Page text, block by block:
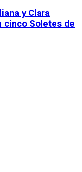
y Clara
cinco Soletes de